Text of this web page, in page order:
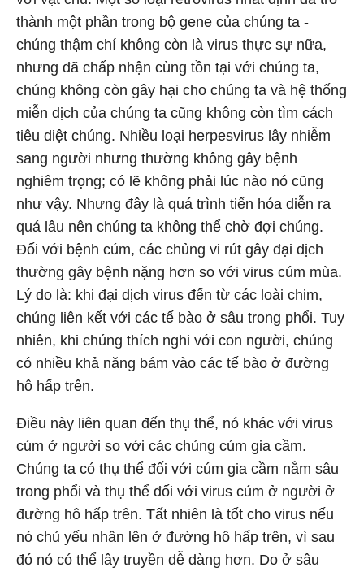
thành một phần trong bộ gene của chúng ta -
chúng thậm chí không còn là virus thực sự nữa,
nhưng đã chấp nhận cùng tồn tại với chúng ta,
chúng không còn gây hại cho chúng ta và hệ thống
miễn dịch của chúng ta cũng không còn tìm cách
tiêu diệt chúng. Nhiều loại herpesvirus lây nhiễm
sang người nhưng thường không gây bệnh
nghiêm trọng; có lẽ không phải lúc nào nó cũng
như vậy. Nhưng đây là quá trình tiến hóa diễn ra
quá lâu nên chúng ta không thể chờ đợi chúng.
Đối với bệnh cúm, các chủng vi rút gây đại dịch
thường gây bệnh nặng hơn so với virus cúm mùa.
Lý do là: khi đại dịch virus đến từ các loài chim,
chúng liên kết với các tế bào ở sâu trong phổi. Tuy
nhiên, khi chúng thích nghi với con người, chúng
có nhiều khả năng bám vào các tế bào ở đường
hô hấp trên.
Điều này liên quan đến thụ thể, nó khác với virus
cúm ở người so với các chủng cúm gia cầm.
Chúng ta có thụ thể đối với cúm gia cầm nằm sâu
trong phổi và thụ thể đối với virus cúm ở người ở
đường hô hấp trên. Tất nhiên là tốt cho virus nếu
nó chủ yếu nhân lên ở đường hô hấp trên, vì sau
đó nó có thể lây truyền dễ dàng hơn. Do ở sâu